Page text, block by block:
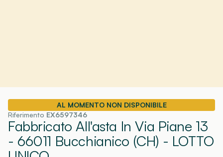
AL MOMENTO NON DISPONIBILE
Riferimento EX6597346
Fabbricato All'asta In Via Piane 13
- 66011 Bucchianico (CH) - LOTTO